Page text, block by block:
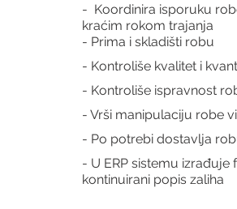
-  Koordinira isporuku
kraćim rokom trajanja
- Prima i skladišti robu
- Kontroliše kvalitet i
- Kontroliše ispravnost
- Vrši manipulaciju robe
- Po potrebi dostavlja
- U ERP sistemu
kontinuirani popis zaliha